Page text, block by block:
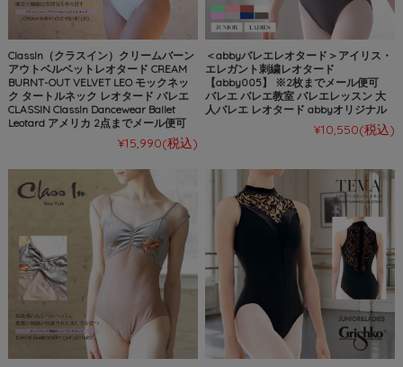
ClassIn（クラスイン）クリームバーン
アウトベルベットレオタード CREAM
BURNT-OUT VELVET LEO モックネッ
ク タートルネック レオタード バレエ
CLASSIN ClassIn Dancewear Ballet
Leotard アメリカ 2点までメール便可
¥15,990(税込)
＜abbyバレエレオタード＞アイリス・
エレガント刺繍レオタード
【abby005】 ※2枚までメール便可
バレエ バレエ教室 バレエレッスン 大
人バレエ レオタード abbyオリジナル
¥10,550(税込)